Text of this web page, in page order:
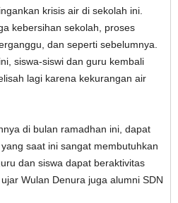
krisis air di sekolah ini.
kebersihan sekolah, proses
dan seperti sebelumnya.
siswa-siswi dan guru kembali
lagi karena kekurangan air
di bulan ramadhan ini, dapat
saat ini sangat membutuhkan
dan siswa dapat beraktivitas
Wulan Denura juga alumni SDN